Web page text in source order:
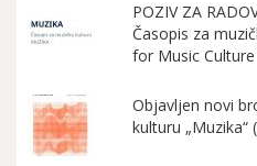
POZIV ZA
Časopis za
for Music
Objavljen novi
kulturu „Muzika“